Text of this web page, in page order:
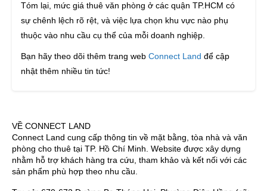
Tóm lại, mức giá thuê văn phòng ở các quận TP.HCM có
sự chênh lệch rõ rệt, và việc lựa chọn khu vực nào phụ
thuộc vào nhu cầu cụ thể của mỗi doanh nghiệp.
Bạn hãy theo dõi thêm trang web Connect Land để cập
nhật thêm nhiều tin tức!
VỀ CONNECT LAND
Connect Land cung cấp thông tin về mặt bằng, tòa nhà và văn
phòng cho thuê tại TP. Hồ Chí Minh. Website được xây dựng
nhằm hỗ trợ khách hàng tra cứu, tham khảo và kết nối với các
sản phẩm phù hợp theo nhu cầu.